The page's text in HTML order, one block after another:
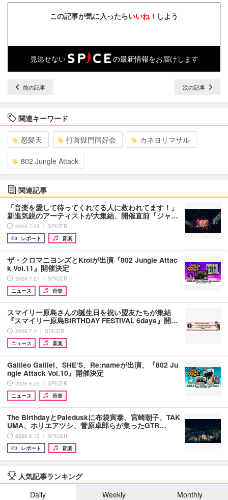
この記事が気に入ったらいいね！ しよう
見逃せない の最新情報をお届けします
前の記事 次の記事
関連キーワード
怒髪天 打首獄門同好会 カネヨリマサル
802 Jungle Attack
関連記事
「音楽を愛して待ってくれてる人に救われてます！」
新進気鋭のアーティストが大集結、開催直前『ジャ…
2026.7.23 ｜ SPICER
レポート
音楽
ザ・クロマニヨンズとKroiが出演『802 Jungle Attac
k Vol.11』開催決定
2026.7.21 ｜ SPICER
ニュース
音楽
スマイリー原島さんの誕生日を祝い盟友たちが集結
『スマイリー原島BIRTHDAY FESTIVAL 6days』開…
2026.7.1 ｜ SPICER
ニュース
音楽
Galileo Galilei、SHE’S、Re:nameが出演、『802 Ju
ngle Attack Vol.10』開催決定
2026.6.22 ｜ SPICER
ニュース
音楽
The BirthdayとPaleduskに布袋寅泰、宮崎朝子、TAK
UMA、ホリエアツシ、菅原卓郎らが集ったGTR…
2026.6.10 ｜ SPICER
レポート
音楽
人気記事ランキング
Daily
Weekly Monthly